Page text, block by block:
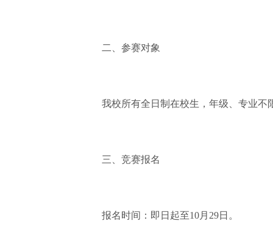
二、参赛对象
我校所有全日制在校生，年级、专业不
三、竞赛报名
报名时间：即日起至10月29日。